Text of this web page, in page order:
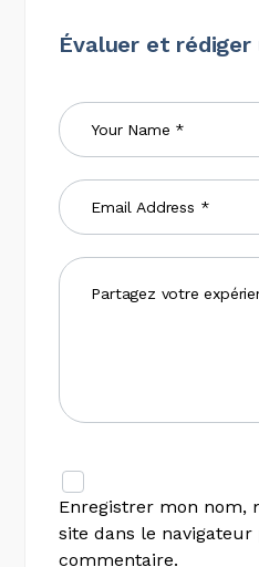
Évaluer et rédiger
Enregistrer mon nom,
site dans le
commentaire.